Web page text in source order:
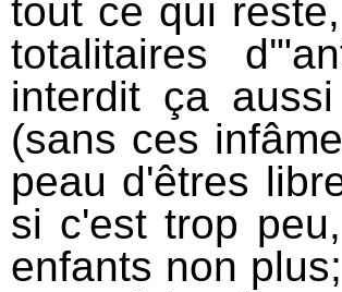
tout ce qui
totalitaires
interdit ça
(sans ces
peau d'êtres
si c'est trop
enfants non